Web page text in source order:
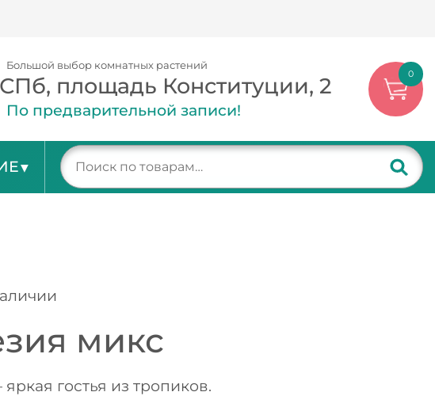
Большой выбор комнатных растений
площадь Конституции, 2
По предварительной записи!
0
микс
гостья из тропиков.